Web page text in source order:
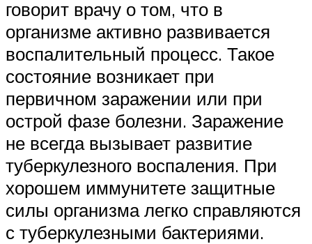
говорит врачу о том, что в
организме активно развивается
воспалительный процесс. Такое
состояние возникает при
первичном заражении или при
острой фазе болезни. Заражение
не всегда вызывает развитие
туберкулезного воспаления. При
хорошем иммунитете защитные
силы организма легко справляются
с туберкулезными бактериями.